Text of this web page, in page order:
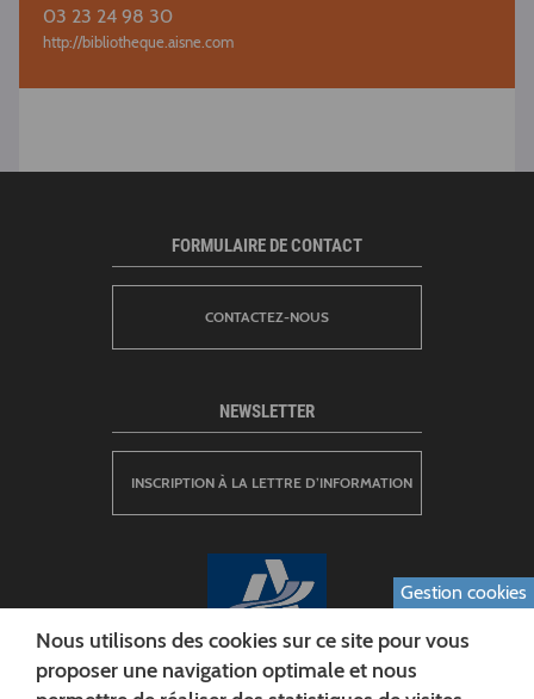
03 23 24 98 30
http://bibliotheque.aisne.com
FORMULAIRE DE CONTACT
CONTACTEZ-NOUS
NEWSLETTER
INSCRIPTION À LA LETTRE D’INFORMATION
Gestion cookies
Nous utilisons des cookies sur ce site pour vous
proposer une navigation optimale et nous